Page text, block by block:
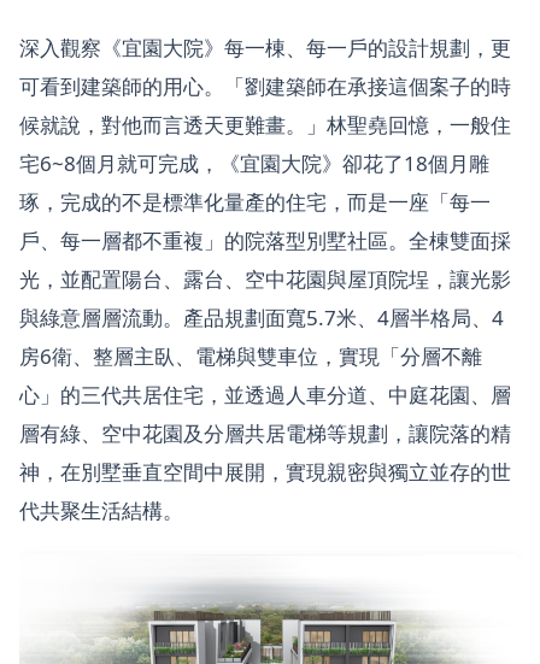
深入觀察《宜園大院》每一棟、每一戶的設計規劃，更
可看到建築師的用心。「劉建築師在承接這個案子的時
候就說，對他而言透天更難畫。」林聖堯回憶，一般住
宅6~8個月就可完成，《宜園大院》卻花了18個月雕
琢，完成的不是標準化量產的住宅，而是一座「每一
戶、每一層都不重複」的院落型別墅社區。全棟雙面採
光，並配置陽台、露台、空中花園與屋頂院埕，讓光影
與綠意層層流動。產品規劃面寬5.7米、4層半格局、4
房6衛、整層主臥、電梯與雙車位，實現「分層不離
心」的三代共居住宅，並透過人車分道、中庭花園、層
層有綠、空中花園及分層共居電梯等規劃，讓院落的精
神，在別墅垂直空間中展開，實現親密與獨立並存的世
代共聚生活結構。